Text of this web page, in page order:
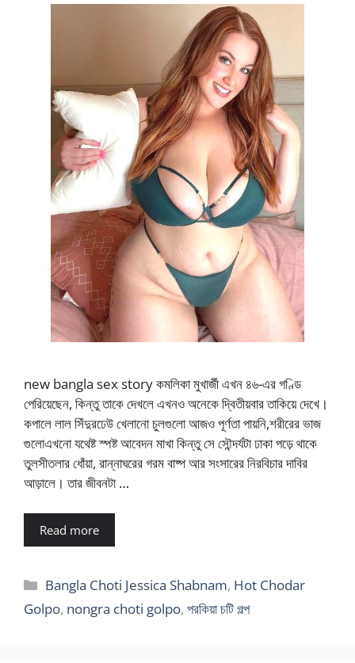
new bangla sex story কমলিকা মুখার্জী এখন ৪৬-এর গণ্ডি
পেরিয়েছেন, কিন্তু তাকে দেখলে এখনও অনেকে দ্বিতীয়বার তাকিয়ে দেখে।
কপালে লাল সিঁদুরঢেউ খেলানো চুলগুলো আজও পূর্ণতা পায়নি,শরীরের ভাজ
গুলোএখনো যথেষ্ট স্পষ্ট আবেদন মাখা কিন্তু সে সৌন্দর্যটা ঢাকা পড়ে থাকে
তুলসীতলার ধোঁয়া, রান্নাঘরের গরম বাষ্প আর সংসারের নিরবিচার দাবির
আড়ালে। তার জীবনটা …
Read more
Categories
Bangla Choti Jessica Shabnam, Hot Chodar
Golpo, nongra choti golpo, পরকিয়া চটি গল্প